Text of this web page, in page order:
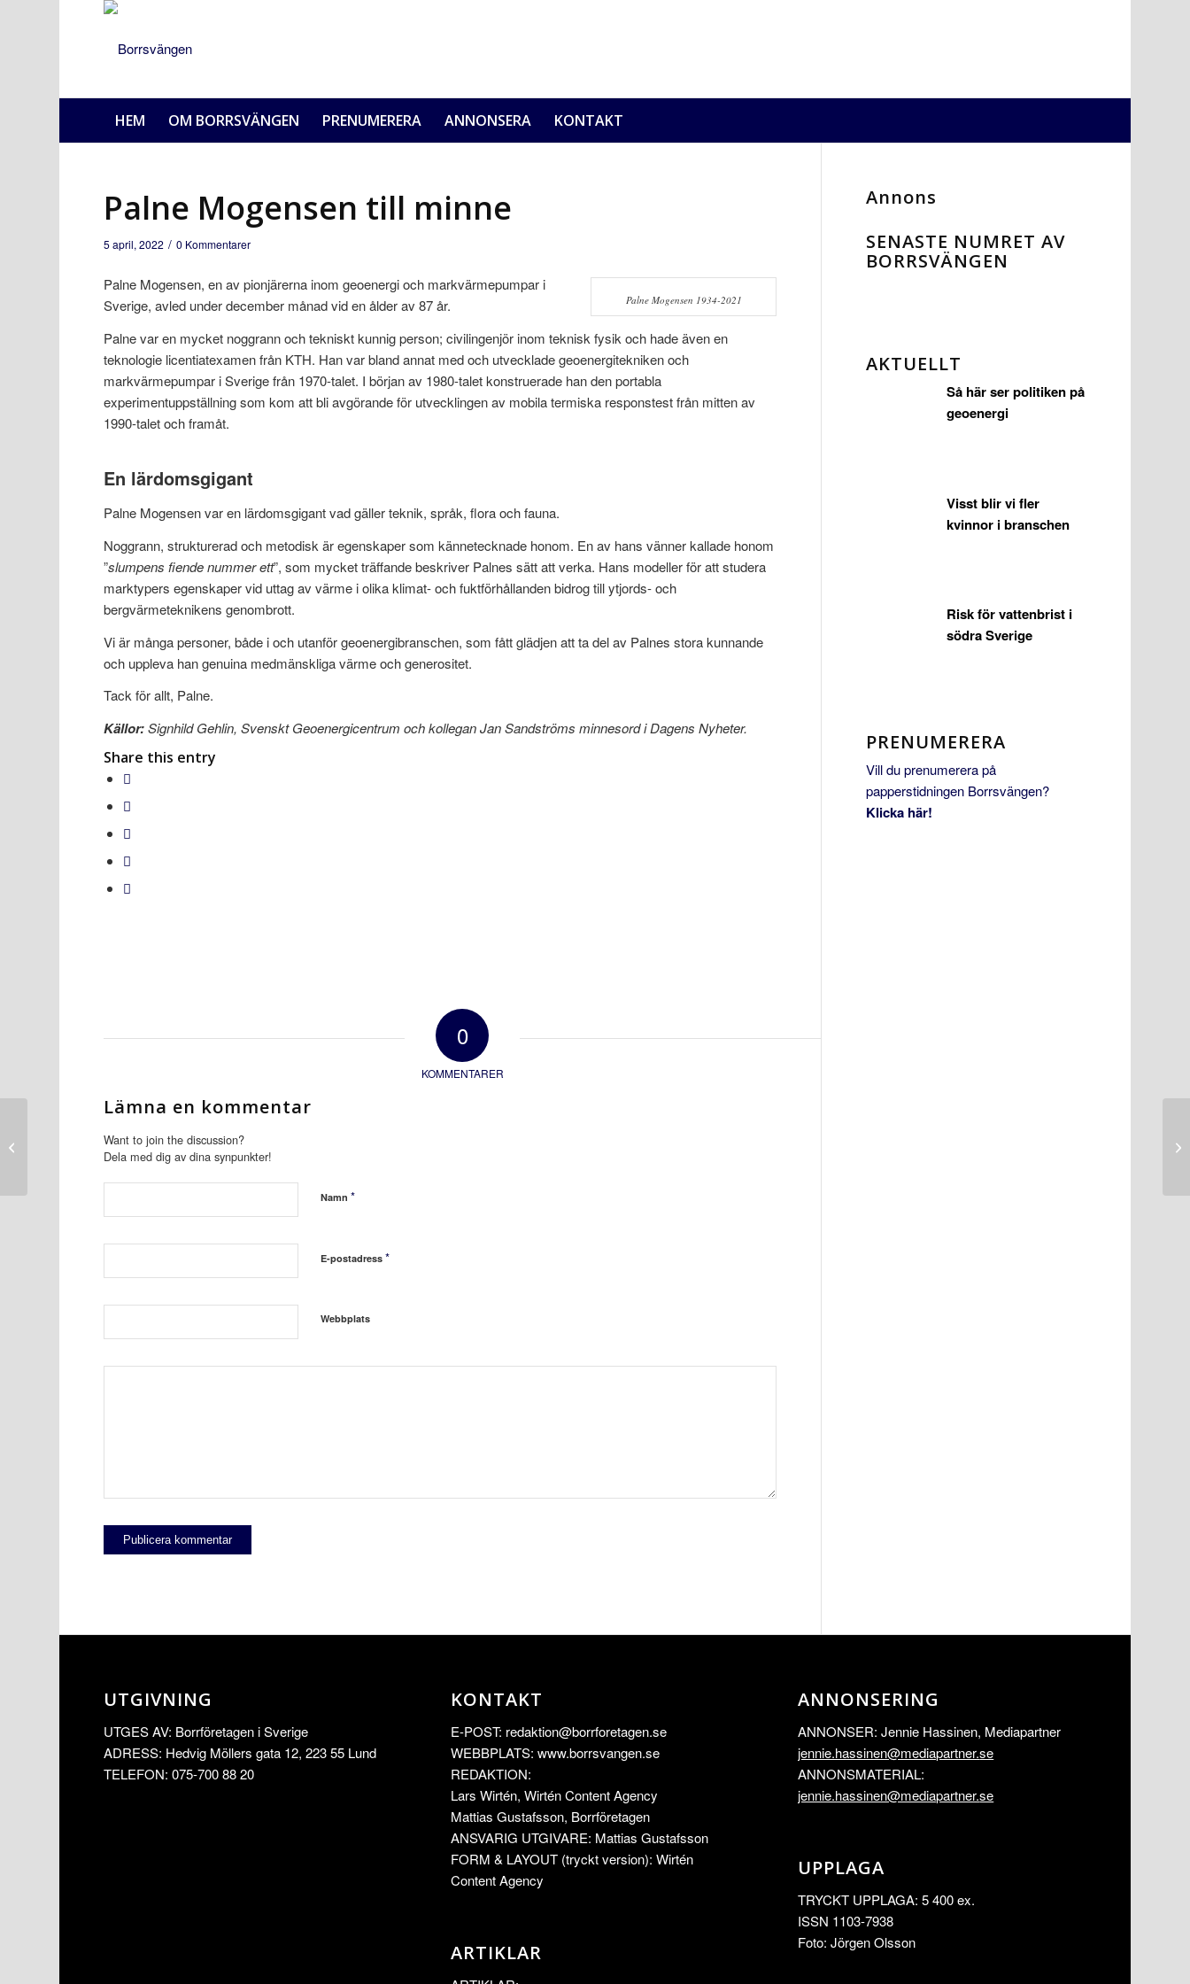
HEM OM BORRSVÄNGEN PRENUMERERA ANNONSERA KONTAKT
Palne Mogensen till minne
5 april, 2022 / 0 Kommentarer
Palne Mogensen 1934-2021
Palne Mogensen, en av pionjärerna inom geoenergi och markvärmepumpar i
Sverige, avled under december månad vid en ålder av 87 år.
Palne var en mycket noggrann och tekniskt kunnig person; civilingenjör inom teknisk fysik och hade även en
teknologie licentiatexamen från KTH. Han var bland annat med och utvecklade geoenergitekniken och
markvärmepumpar i Sverige från 1970-talet. I början av 1980-talet konstruerade han den portabla
experimentuppställning som kom att bli avgörande för utvecklingen av mobila termiska responstest från mitten av
1990-talet och framåt.
En lärdomsgigant
Palne Mogensen var en lärdomsgigant vad gäller teknik, språk, flora och fauna.
Noggrann, strukturerad och metodisk är egenskaper som kännetecknade honom. En av hans vänner kallade honom
”slumpens fiende nummer ett”, som mycket träffande beskriver Palnes sätt att verka. Hans modeller för att studera
marktypers egenskaper vid uttag av värme i olika klimat- och fuktförhållanden bidrog till ytjords- och
bergvärmeteknikens genombrott.
Vi är många personer, både i och utanför geoenergibranschen, som fått glädjen att ta del av Palnes stora kunnande
och uppleva han genuina medmänskliga värme och generositet.
Tack för allt, Palne.
Källor:Signhild Gehlin, Svenskt Geoenergicentrum och kollegan Jan Sandströms minnesord i Dagens Nyheter.
Share this entry
0
KOMMENTARER
Lämna en kommentar
Want to join the discussion?
Dela med dig av dina synpunkter!
Namn*
E-postadress*
Webbplats
Annons
SENASTE NUMRET AV
BORRSVÄNGEN
AKTUELLT
Så här ser politiken på
geoenergi
Visst blir vi fler
kvinnor i branschen
Risk för vattenbrist i
södra Sverige
PRENUMERERA
Vill du prenumerera på
papperstidningen Borrsvängen?
Klicka här!
UTGIVNING
UTGES AV: Borrföretagen i Sverige
ADRESS: Hedvig Möllers gata 12, 223 55 Lund
TELEFON: 075-700 88 20
KONTAKT
E-POST: redaktion@borrforetagen.se
WEBBPLATS: www.borrsvangen.se
REDAKTION:
Lars Wirtén, Wirtén Content Agency
Mattias Gustafsson, Borrföretagen
ANSVARIG UTGIVARE: Mattias Gustafsson
FORM & LAYOUT (tryckt version): Wirtén
Content Agency
ARTIKLAR
ANNONSERING
ANNONSER: Jennie Hassinen, Mediapartner
jennie.hassinen@mediapartner.se
ANNONSMATERIAL:
jennie.hassinen@mediapartner.se
UPPLAGA
TRYCKT UPPLAGA: 5 400 ex.
ISSN 1103-7938
Foto: Jörgen Olsson
Ny bok samlar kunskap
om grundvattnet